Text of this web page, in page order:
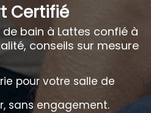
Certifié
bain à Lattes confié à
conseils sur mesure
pour votre salle de
sans engagement.